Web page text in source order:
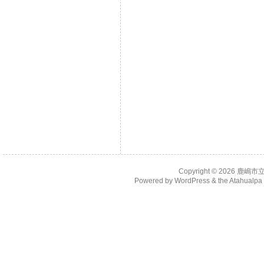
Copyright © 2026 鹿嶋市
Powered by WordPress& the Atahualpa